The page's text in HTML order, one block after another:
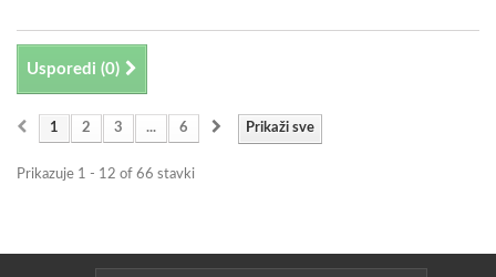
Usporedi (0)
Prikaži sve
1 2 3 ... 6
Prikazuje 1 - 12 of 66 stavki